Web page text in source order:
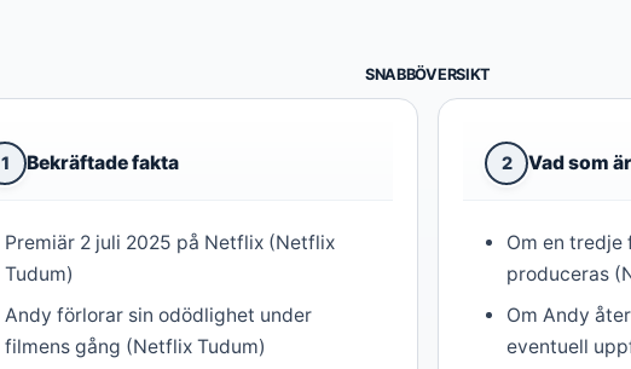
SNABBÖVERSIKT
1 Bekräftade fakta
Premiär 2 juli 2025 på Netflix (Netflix
Tudum)
Andy förlorar sin odödlighet under
filmens gång (Netflix Tudum)
2 Vad som
Om en
produceras
Om Andy
eventuell